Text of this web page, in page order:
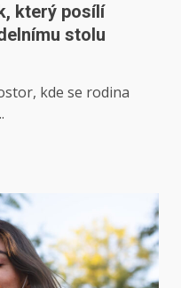
který posílí
stolu
kde se rodina